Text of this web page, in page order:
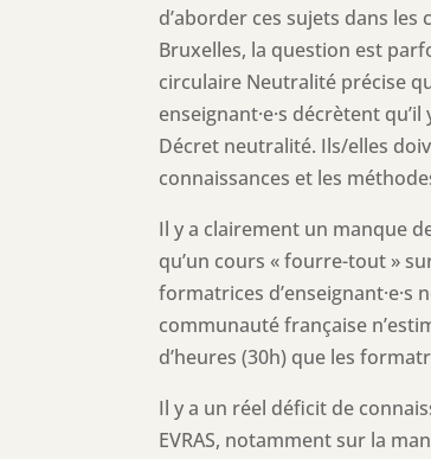
d’aborder ces sujets dans
Bruxelles, la question est
circulaire Neutralité précise
enseignant·e·s décrètent
Décret neutralité. Ils/elles
connaissances et les
Il y a clairement un manque
qu’un cours « fourre-tout »
formatrices d’enseignant·e·s
communauté française
d’heures (30h) que les
Il y a un réel déficit de
EVRAS, notamment sur la